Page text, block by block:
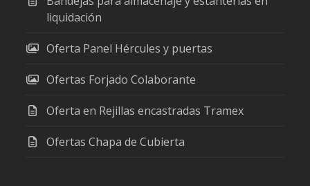
liquidación
Oferta Panel Hércules y puertas
Ofertas Forjado Colaborante
Oferta en Rejillas encastradas Tramex
Ofertas Chapa de Cubierta